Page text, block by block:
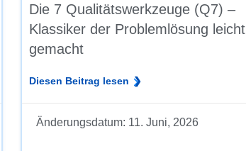
Die 7 Qualitätswerkzeuge (Q7) –
Klassiker der Problemlösung leicht
gemacht
Diesen Beitrag lesen
Änderungsdatum: 11. Juni, 2026